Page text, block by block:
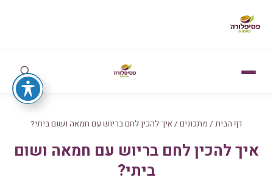
דף הבית / מתכונים /איך להכין לחם בריוש עם חמאה ושום ביתי?
איך להכין לחם בריוש עם חמאה ושום
ביתי?